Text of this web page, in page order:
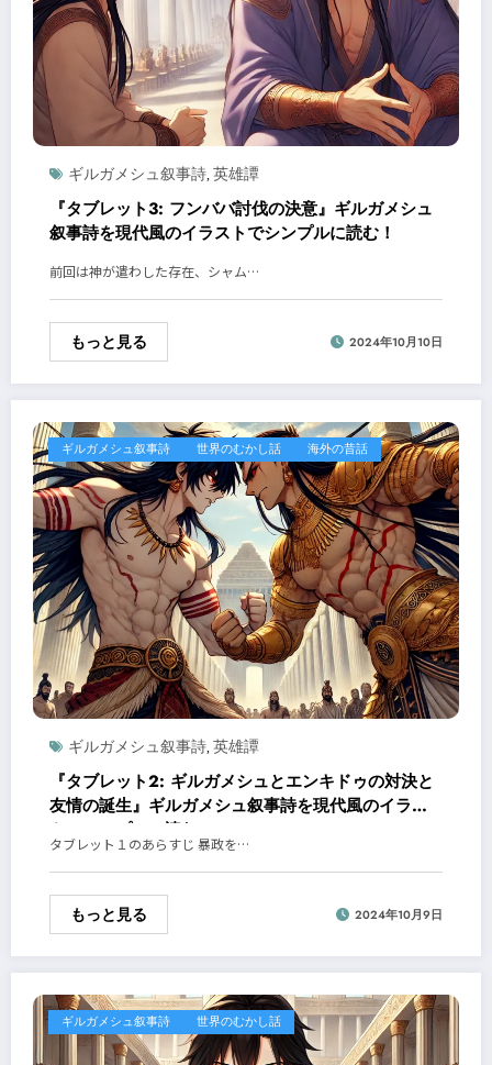
ギルガメシュ叙事詩, 英雄譚
『タブレット3: フンババ討伐の決意』ギルガメシュ
叙事詩を現代風のイラストでシンプルに読む！
前回は神が遣わした存在、シャム…
もっと見る 2024年10月10日
ギルガメシュ叙事詩 世界のむかし話 海外の昔話
ギルガメシュ叙事詩, 英雄譚
『タブレット2: ギルガメシュとエンキドゥの対決と
友情の誕生』ギルガメシュ叙事詩を現代風のイラス
トでシンプルに読む！
タブレット１のあらすじ 暴政を…
もっと見る 2024年10月9日
ギルガメシュ叙事詩 世界のむかし話